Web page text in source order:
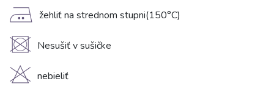
E žehliť na strednom stupni(150°C)
U Nesušiť v sušičke
H nebieliť